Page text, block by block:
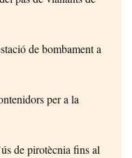
de bombament a
per a la
de pirotècnia fins al